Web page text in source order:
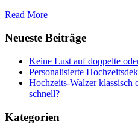
Read More
Neueste Beiträge
Keine Lust auf doppelte
Personalisierte
Hochzeits-Walzer klassisch
schnell?
Kategorien